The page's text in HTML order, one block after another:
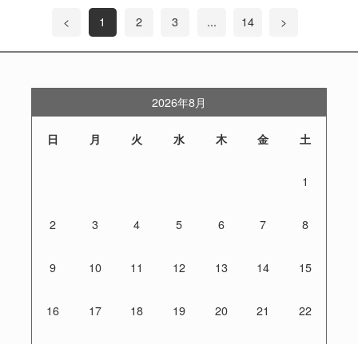
< 1 2 3 ... 14 >
2026年8月
日 月 火 水 木 金 土
1
2 3 4 5 6 7 8
9 10 11 12 13 14 15
16 17 18 19 20 21 22